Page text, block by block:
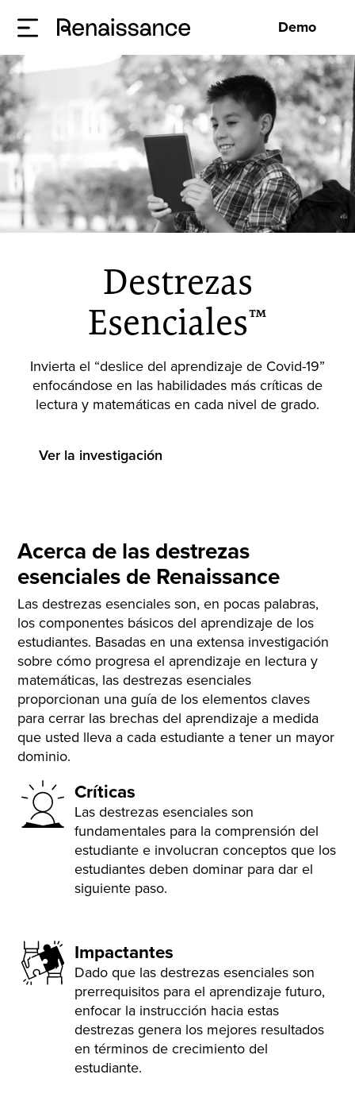
Demo
Destrezas
Esenciales™
Invierta el “deslice del aprendizaje de Covid-19”
enfocándose en las habilidades más críticas de
lectura y matemáticas en cada nivel de grado.
Ver la investigación
Acerca de las destrezas
esenciales de Renaissance
Las destrezas esenciales son, en pocas palabras,
los componentes básicos del aprendizaje de los
estudiantes. Basadas en una extensa investigación
sobre cómo progresa el aprendizaje en lectura y
matemáticas, las destrezas esenciales
proporcionan una guía de los elementos claves
para cerrar las brechas del aprendizaje a medida
que usted lleva a cada estudiante a tener un mayor
dominio.
Críticas
Las destrezas esenciales son
fundamentales para la comprensión del
estudiante e involucran conceptos que los
estudiantes deben dominar para dar el
siguiente paso.
Impactantes
Dado que las destrezas esenciales son
prerrequisitos para el aprendizaje futuro,
enfocar la instrucción hacia estas
destrezas genera los mejores resultados
en términos de crecimiento del
estudiante.